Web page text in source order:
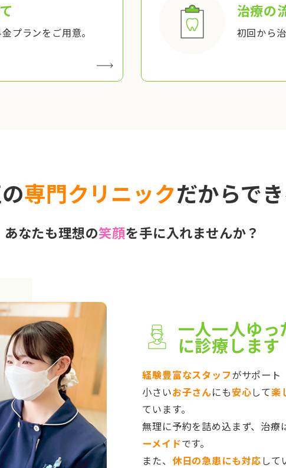
プランをご用意。
治療の
初回から
専門クリニックだからで
あなたも理想の笑顔を手に入れませんか？
一人一人ゆ
に診療します
経験豊富なスタッフがサポート
小さいお子さんにも安心して楽
ています。
無理に予約を詰め込まず、治療
ーメイドです。
また、 休日の急患にも対応 して